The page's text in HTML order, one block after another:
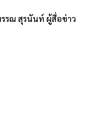
รรณ สุรนันท์ ผู้สื่อข่าว